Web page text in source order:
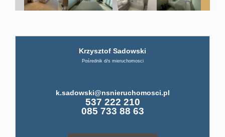
Leaflet
Krzysztof Sadowski
Pośrednik d/s mieruchomosci
k.sadowski@nsnieruchomosci.pl
537 222 210
085 733 88 63